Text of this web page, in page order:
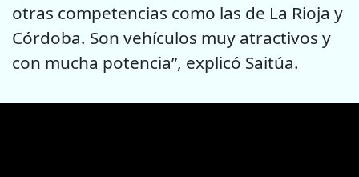
otras competencias como las de La Rioja y
Córdoba. Son vehículos muy atractivos y
con mucha potencia”, explicó Saitúa.